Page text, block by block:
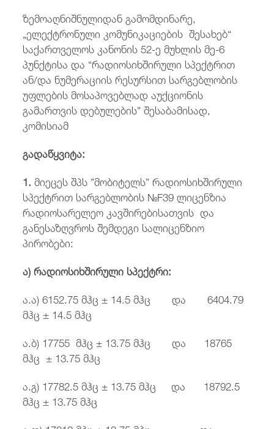
ზემოაღნიშნულიდან გამომდინარე,
„ელექტრონული კომუნიკაციების შესახებ“
საქართველოს კანონის 52-ე მუხლის მე-6
პუნქტისა და “რადიოსიხშირული სპექტრით
ან/და ნუმერაციის რესურსით სარგებლობის
უფლების მოსაპოვებლად აუქციონის
გამართვის დებულების” შესაბამისად,
კომისიამ
გადაწყვიტა:
1.მიეცეს შპს ”მობიტელს” რადიოსიხშირული
სპექტრით სარგებლობის №F39 ლიცენზია
რადიოსარელეო კავშირებისათვის და
განესაზღვროს შემდეგი სალიცენზიო
პირობები:
ა)რადიოსიხშირული სპექტრი:
ა.ა) 6152.75 მჰც ± 14.5 მჰც და 6404.79
მჰც ± 14.5 მჰც
ა.ბ) 17755 მჰც ± 13.75 მჰც და 18765
მჰც ± 13.75 მჰც
ა.გ) 17782.5 მჰც ± 13.75 მჰც და 18792.5
მჰც ± 13.75 მჰც